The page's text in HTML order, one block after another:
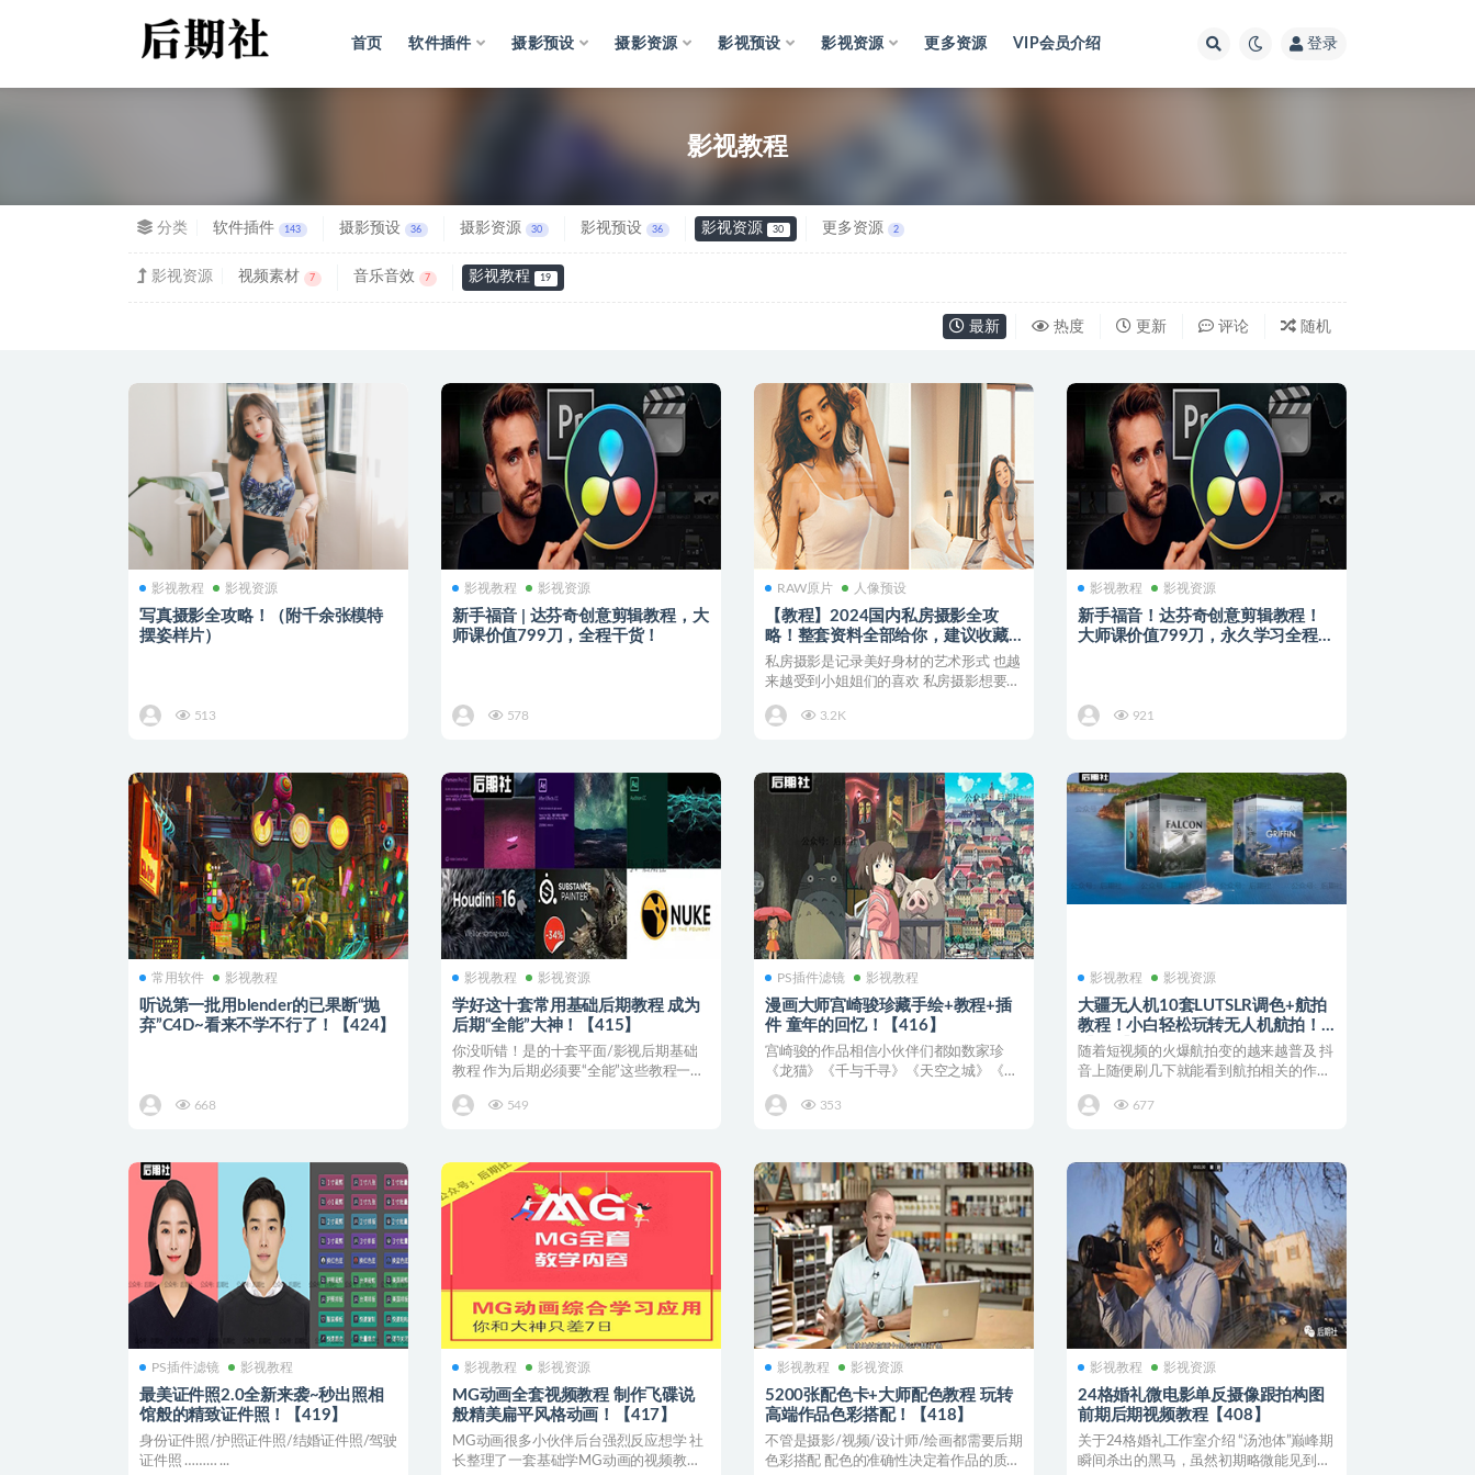
首页 软件插件 摄影预设 摄影资源 影视预设 影视资源 更多资源 VIP会员介绍 登录
影视教程
分类 软件插件 143 摄影预设 36 摄影资源 30 影视预设 36 影视资源 30 更多资源 2
影视资源 视频素材 7 音乐音效 7 影视教程 19
最新 热度 更新 评论 随机
影视教程 影视资源
写真摄影全攻略！（附千余张模特
摆姿样片）
513
影视教程 影视资源
新手福音 | 达芬奇创意剪辑教程，大
师课价值799刀，全程干货！
578
RAW原片 人像预设
【教程】2024国内私房摄影全攻
略！整套资料全部给你，建议收藏
～
私房摄影是记录美好身材的艺术形式 也越
来越受到小姐姐们的喜欢 私房摄影想要拍
3.2K
影视教程 影视资源
新手福音！达芬奇创意剪辑教程！
大师课价值799刀，永久学习全程干
921
常用软件 影视教程
听说第一批用blender的已果断“抛
弃”C4D~看来不学不行了！【424】
668
影视教程 影视资源
学好这十套常用基础后期教程 成为
后期“全能”大神！【415】
你没听错！是的十套平面/影视后期基础
教程 作为后期必须要“全能”这些教程一个
549
PS插件滤镜 影视教程
漫画大师宫崎骏珍藏手绘+教程+插
件 童年的回忆！【416】
宫崎骏的作品相信小伙伴们都如数家珍
《龙猫》《千与千寻》《天空之城》《风
353
影视教程 影视资源
大疆无人机10套LUTSLR调色+航拍
教程！小白轻松玩转无人机航拍！
【207】
随着短视频的火爆航拍变的越来越普及 抖
音上随便刷几下就能看到航拍相关的作品
677
PS插件滤镜 影视教程
最美证件照2.0全新来袭~秒出照相
馆般的精致证件照！【419】
身份证件照/护照证件照/结婚证件照/驾驶
证件照 ……… ...
影视教程 影视资源
MG动画全套视频教程 制作飞碟说
般精美扁平风格动画！【417】
MG动画很多小伙伴后台强烈反应想学 社
长整理了一套基础学MG动画的视频教程
影视教程 影视资源
5200张配色卡+大师配色教程 玩转
高端作品色彩搭配！【418】
不管是摄影/视频/设计师/绘画都需要后期
色彩搭配 配色的准确性决定着作品的质量
影视教程 影视资源
24格婚礼微电影单反摄像跟拍构图
前期后期视频教程【408】
关于24格婚礼工作室介绍 “汤池体”巅峰期
瞬间杀出的黑马，虽然初期略微能见到